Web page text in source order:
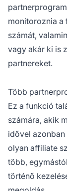
monitoroznia a
számát,
vagy akár ki is
partnereket.
Több
Ez a funkció
számára, akik
idővel
olyan affiliate
több,
történő